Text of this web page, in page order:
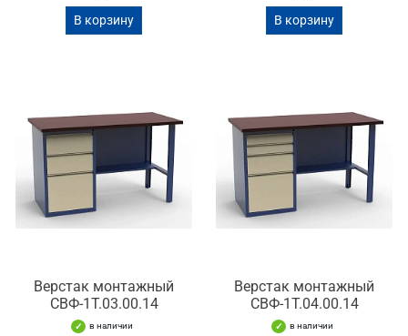
В корзину В корзину
Верстак монтажный
СВФ-1Т.03.00.14
в наличии
Верстак монтажный
СВФ-1Т.04.00.14
в наличии